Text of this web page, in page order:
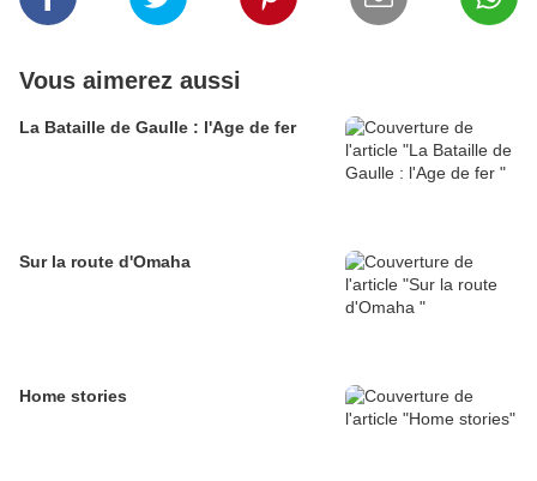
Vous aimerez aussi
La Bataille de Gaulle : l'Age de fer
Sur la route d'Omaha
Home stories